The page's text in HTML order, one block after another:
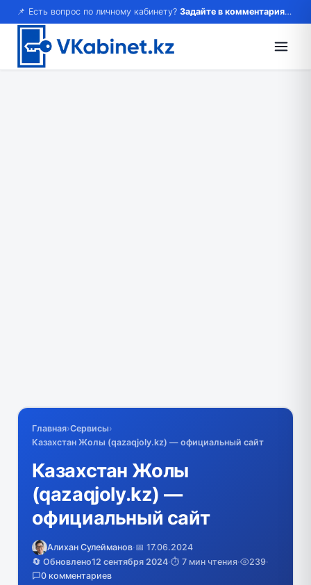
📌 Есть вопрос по личному кабинету? Задайте в комментариях — ответим!
Главная›Сервисы›
Казахстан Жолы (qazaqjoly.kz) — официальный сайт
Казахстан Жолы
(qazaqjoly.kz) —
официальный сайт
Алихан Сулейманов·📅 17.06.2024
🔄 Обновлено12 сентября 2024·⏱️ 7 мин чтения· 239·
0 комментариев